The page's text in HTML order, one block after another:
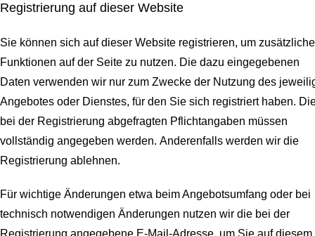
Registrierung auf dieser Website
Sie können sich auf dieser Website registrieren, um zusätzliche
Funktionen auf der Seite zu nutzen. Die dazu eingegebenen
Daten verwenden wir nur zum Zwecke der Nutzung des
Angebotes oder Dienstes, für den Sie sich registriert haben.
bei der Registrierung abgefragten Pflichtangaben müssen
vollständig angegeben werden. Anderenfalls werden wir die
Registrierung ablehnen.
Für wichtige Änderungen etwa beim Angebotsumfang oder bei
technisch notwendigen Änderungen nutzen wir die bei der
Registrierung angegebene E-Mail-Adresse, um Sie auf diesem